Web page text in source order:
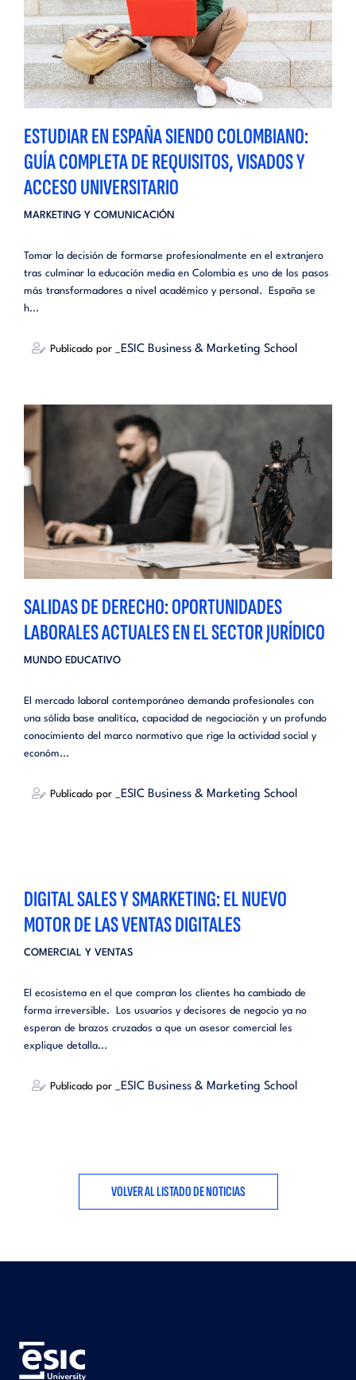
ESTUDIAR EN ESPAÑA SIENDO COLOMBIANO:
GUÍA COMPLETA DE REQUISITOS, VISADOS Y
ACCESO UNIVERSITARIO
MARKETING Y COMUNICACIÓN
Tomar la decisión de formarse profesionalmente en el extranjero
tras culminar la educación media en Colombia es uno de los pasos
más transformadores a nivel académico y personal. España se
h...
Publicado por _ESIC Business & Marketing School
SALIDAS DE DERECHO: OPORTUNIDADES
LABORALES ACTUALES EN EL SECTOR JURÍDICO
MUNDO EDUCATIVO
El mercado laboral contemporáneo demanda profesionales con
una sólida base analítica, capacidad de negociación y un profundo
conocimiento del marco normativo que rige la actividad social y
económ...
Publicado por _ESIC Business & Marketing School
DIGITAL SALES Y SMARKETING: EL NUEVO
MOTOR DE LAS VENTAS DIGITALES
COMERCIAL Y VENTAS
El ecosistema en el que compran los clientes ha cambiado de
forma irreversible. Los usuarios y decisores de negocio ya no
esperan de brazos cruzados a que un asesor comercial les
explique detalla...
Publicado por _ESIC Business & Marketing School
VOLVER AL LISTADO DE NOTICIAS